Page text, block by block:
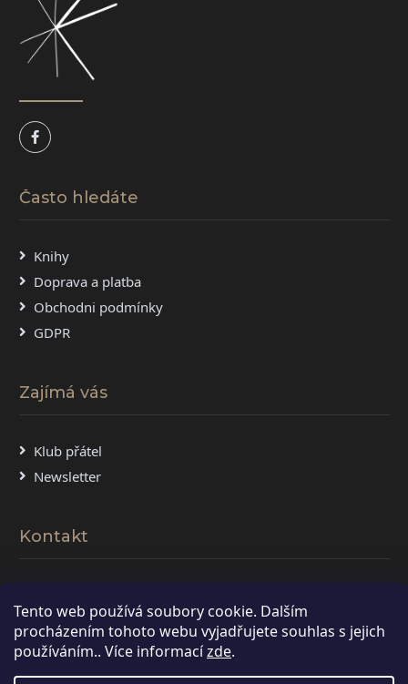
Tento web používá soubory cookie. Dalším
procházením tohoto webu vyjadřujete souhlas s jejich
používáním.. Více informacízde.
Často hledáte
Knihy
Doprava a platba
Obchodni podmínky
GDPR
Zajímá vás
Klub přátel
Newsletter
Kontakt
326 00 Plzeň 2 – Slovany
+420 736 402 039
obchod@euskaldun.cz